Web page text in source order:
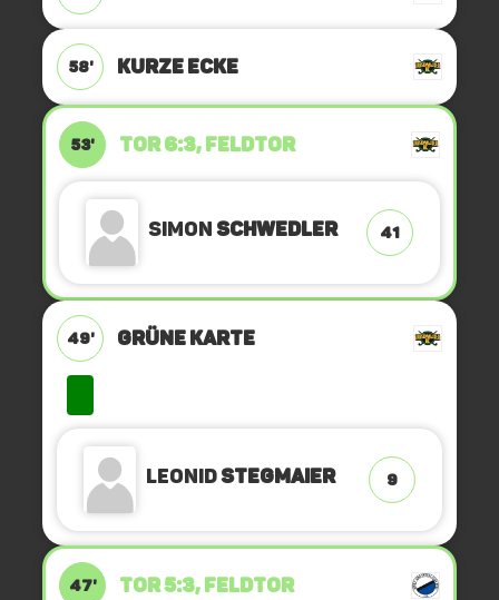
58' KURZE ECKE
53' TOR 6:3, FELDTOR
SimonSchwedler 41
49' GRÜNE KARTE
LeonidStegmaier 9
47' TOR 5:3, FELDTOR